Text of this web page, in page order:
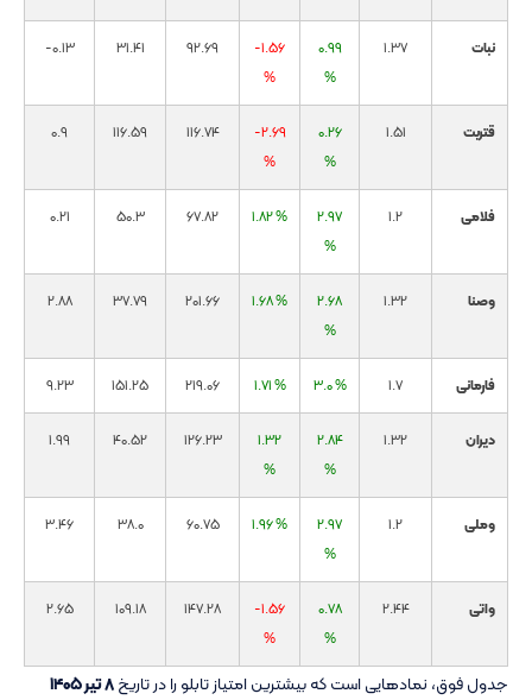
نبات 1.37
0.99
%
-1.56
%
92.69
31.41
-0.13
قتربت 1.51
0.26
%
-2.69
%
116.74
116.59
0.9
فلامی 1.2
2.97
%
1.82 %
67.82
50.3
0.21
وصنا 1.32
2.68
%
1.68 %
201.66
37.79
2.88
فارمانی 1.7
3.0 %
1.71 %
219.06
151.25
9.23
دیران 1.32
2.84
%
1.32
%
126.23
40.52
1.99
وملی 1.2
2.97
%
1.96 %
60.75
38.0
3.46
واتی 2.44
0.78
%
-1.56
%
147.28
109.18
2.65
جدول فوق، نمادهایی است که بیشترین امتیاز تابلو را در تاریخ۸ تیر ۱۴۰۵